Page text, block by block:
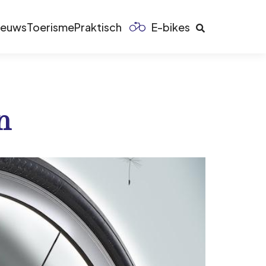
ToerismePraktisch E-bikes